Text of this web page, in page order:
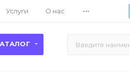
Услуги О нас ...